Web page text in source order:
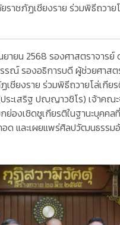
ราชภัฏเชียงราย ร่วมพิธีถว
รองศาสตราจารย์ ดร
รณ์ รองอธิการบดี ผู้ช่วยศาส
เชียงราย ร่วมพิธีถวายโล่เ
ะเสริฐ ปญฺญาวชิโร) เจ้าคณะ
ย่องเชิดชูเกียรติในฐานะบุค
อด และเผยแพร่ศิลปวัฒนธรร